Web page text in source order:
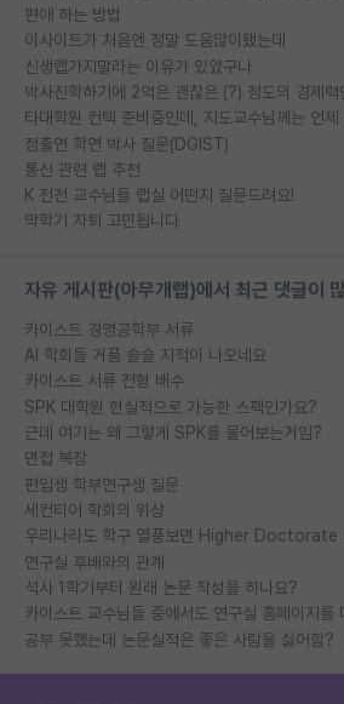
편애 하는 방법
이사이트가 처음엔 정말 도움많이됐는데
신생랩가지말라는 이유가 있었구나
정출연 학연 박사 질문(DGIST)
통신 관련 랩 추천
K 전전 교수님들 랩실 어떤지 질문드려요!
막학기 자퇴 고민됩니다
자유 게시판(아무개랩)에서 최근 댓글이
카이스트 경영공학부 서류
AI 학회들 거품 슬슬 지적이 나오네요
카이스트 서류 전형 배수
SPK 대학원 현실적으로 가능한 스펙인가요?
근데 여기는 왜 그렇게 SPK를 물어보는거임?
면접 복장
편입생 학부연구생 질문
세컨티어 학회의 위상
연구실 후배와의 관계
석사 1학기부터 원래 논문 작성을 하나요?
공부 못했는데 논문실적은 좋은 사람을 싫어함?